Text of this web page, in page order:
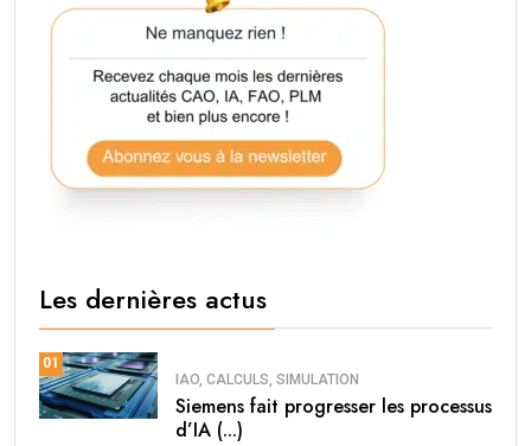
Les dernières actus
01
IAO, CALCULS, SIMULATION
Siemens fait progresser les processus
d’IA (...)